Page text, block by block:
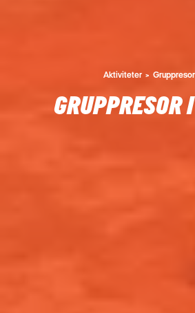
Aktiviteter Gruppresor
GRUPPRESOR